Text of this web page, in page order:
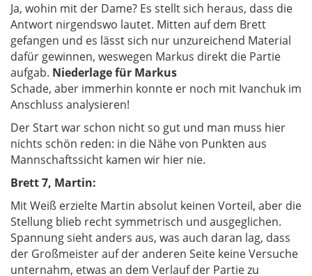
Ja, wohin mit der Dame? Es stellt sich heraus, dass die
Antwort nirgendswo lautet. Mitten auf dem Brett
gefangen und es lässt sich nur unzureichend Material
dafür gewinnen, weswegen Markus direkt die Partie
aufgab. Niederlage für Markus
Schade, aber immerhin konnte er noch mit Ivanchuk im
Anschluss analysieren!
Der Start war schon nicht so gut und man muss hier
nichts schön reden: in die Nähe von Punkten aus
Mannschaftssicht kamen wir hier nie.
Brett 7, Martin:
Mit Weiß erzielte Martin absolut keinen Vorteil, aber die
Stellung blieb recht symmetrisch und ausgeglichen.
Spannung sieht anders aus, was auch daran lag, dass
der Großmeister auf der anderen Seite keine Versuche
unternahm, etwas an dem Verlauf der Partie zu